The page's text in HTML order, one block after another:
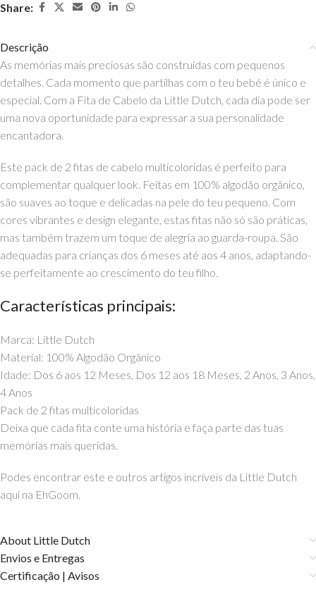
Share:
Descrição
As memórias mais preciosas são construídas com pequenos
detalhes. Cada momento que partilhas com o teu bebé é único e
especial. Com a Fita de Cabelo da Little Dutch, cada dia pode ser
uma nova oportunidade para expressar a sua personalidade
encantadora.
Este pack de 2 fitas de cabelo multicoloridas é perfeito para
complementar qualquer look. Feitas em 100% algodão orgânico,
são suaves ao toque e delicadas na pele do teu pequeno. Com
cores vibrantes e design elegante, estas fitas não só são práticas,
mas também trazem um toque de alegria ao guarda-roupa. São
adequadas para crianças dos 6 meses até aos 4 anos, adaptando-
se perfeitamente ao crescimento do teu filho.
Características principais:
Marca: Little Dutch
Material: 100% Algodão Orgânico
Idade: Dos 6 aos 12 Meses, Dos 12 aos 18 Meses, 2 Anos, 3 Anos,
4 Anos
Pack de 2 fitas multicoloridas
Deixa que cada fita conte uma história e faça parte das tuas
memórias mais queridas.
Podes encontrar este e outros artigos incríveis da Little Dutch
aqui na EhGoom.
About Little Dutch
Envios e Entregas
Certificação | Avisos